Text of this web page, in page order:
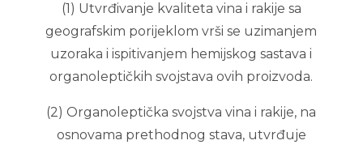
(1) Utvrđivanje kvaliteta vina i rakije sa
geografskim porijeklom vrši se uzimanjem
uzoraka i ispitivanjem hemijskog sastava i
organoleptičkih svojstava ovih proizvoda.
(2) Organoleptička svojstva vina i rakije, na
osnovama prethodnog stava, utvrđuje